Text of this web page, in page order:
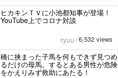
ヒカキンＴＶに小池都知事が登場！
YouTube上でコロナ対談
ryuu / 6,532 views
橋に挟まった子馬を何もできず見つめ
るだけの母馬。するとある男性が危険
をかえりみず救助にあたる！